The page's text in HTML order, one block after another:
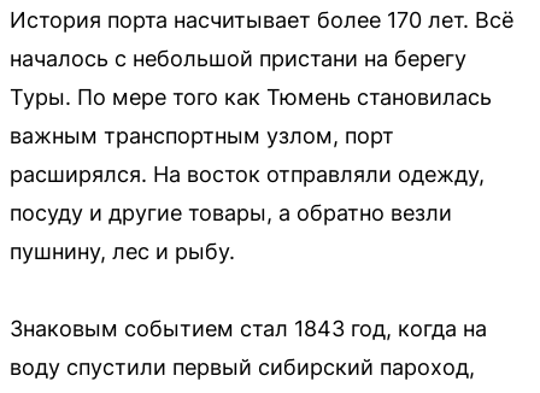
История порта насчитывает более 170 лет. Всё
началось с небольшой пристани на берегу
Туры. По мере того как Тюмень становилась
важным транспортным узлом, порт
расширялся. На восток отправляли одежду,
посуду и другие товары, а обратно везли
пушнину, лес и рыбу.
Знаковым событием стал 1843 год, когда на
воду спустили первый сибирский пароход,